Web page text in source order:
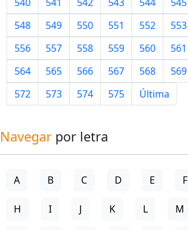
548
549 550 551 552 553
556
557 558 559 560 561
564
565 566 567 568 569
572
573 574 575 Última
Navegar por letra
A B C D E F
H I J K L M